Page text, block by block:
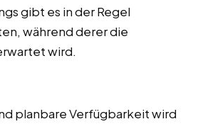
gibt es in der Regel
während derer die
wird.
planbare Verfügbarkeit wird